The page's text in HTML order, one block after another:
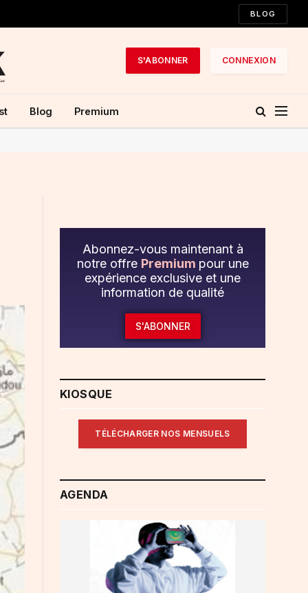
BLOG
S'ABONNER CONNEXION
Blog Premium
Abonnez-vous maintenant à
notre offre Premium pour une
expérience exclusive et une
information de qualité
S'ABONNER
KIOSQUE
TÉLÉCHARGER NOS MENSUELS
AGENDA